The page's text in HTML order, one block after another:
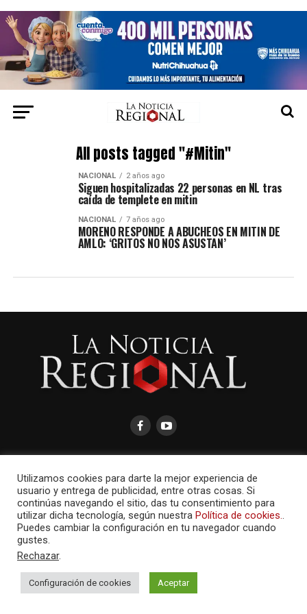
All posts tagged "#Mitin"
NACIONAL 2 años ago
Siguen hospitalizadas 22 personas en NL tras
caída de templete en mitin
NACIONAL 7 años ago
MORENO RESPONDE A ABUCHEOS EN MITIN DE
AMLO: ‘GRITOS NO NOS ASUSTAN’
AMAYCOM.NET
Utilizamos cookies para darte la mejor experiencia de
usuario y entrega de publicidad, entre otras cosas. Si
continúas navegando el sitio, das tu consentimiento para
utilizar dicha tecnología, según nuestra Política de cookies..
Puedes cambiar la configuración en tu navegador cuando
gustes.
Rechazar.
Configuración de cookies Aceptar